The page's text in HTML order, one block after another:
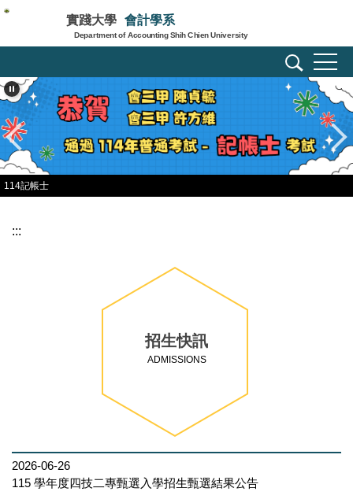
跳
主
內
容
區
實踐大學 會計學系
Department of Accounting Shih Chien University
114記帳士
:::
招生快訊
ADMISSIONS
2026-06-26
115 學年度四技二專甄選入學招生甄選結果公告